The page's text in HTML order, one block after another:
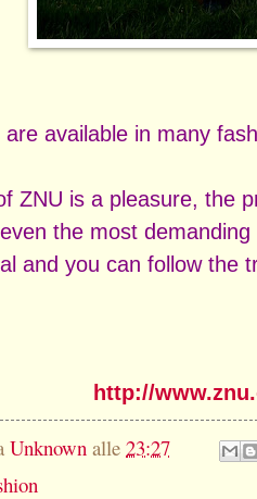
available in many
ZNU is a pleasure, the
the most
and you can follow the
http://
Unknown alle 23:27